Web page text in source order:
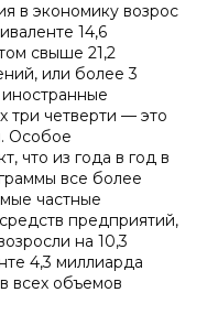
в экономику возрос
14,6
свыше 21,2
или более 3
три четверти — это
Особое
что из года в год в
все более
частные
предприятий,
на 10,3
4,3 миллиарда
всех объемов